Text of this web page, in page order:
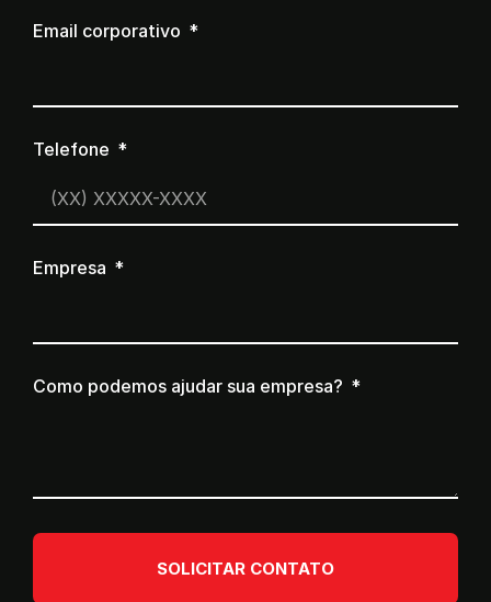
Email corporativo
Telefone
Empresa
Como podemos ajudar sua empresa?
SOLICITAR CONTATO